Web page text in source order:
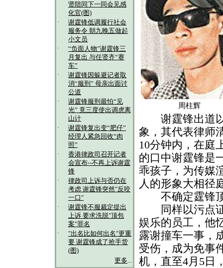
贤陪同下一同会见感
化官(图)
·
谢霆锋低调履行社会
服务令 朝九晚五做起
小文员
·
“负面人物”谢霆锋三
月复出 与任贤齐“赛
车”
·
谢霆锋因躲避记者取
消“服刑” 母亲出面讨
公道
·
谢霆锋服刑最怕“见
光” 竟三度使出调虎离
山计
·
谢霆锋复出变“肥仔”
经理人紧急回收“肉
照”
·
香港律政司召开记者
会宣布--不再上诉谢霆
锋
·
律政司上诉与否仍在
考虑 谢霆锋突然"反咬
一口"
·
谢霆锋不服裁定提出
上诉 要求洗脱"顶包
案"罪名
·
"出名比如何出名"更重
要 谢霆锋成了抢手货
(图)
更多...
周柱辉
谢霆锋出道以
象，其代表律师
10分钟内，在庭
的口中谢霆锋是
乖孩子，为传媒
人的形象大相径
不确定霆锋
同样以污点证
娱乐的员工，他
露谢撞车一事，
受伤，成为免事
机，直至4月5日